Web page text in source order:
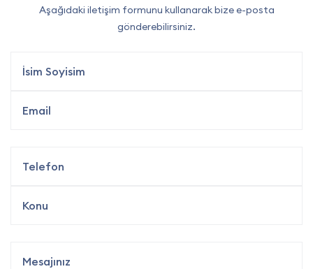
Aşağıdaki iletişim formunu kullanarak bize e-posta
gönderebilirsiniz.